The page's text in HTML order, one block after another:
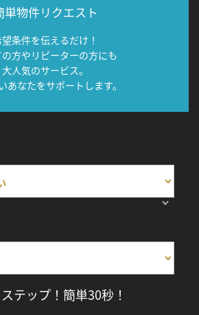
単物件リクエスト
条件を伝えるだけ！
方やリピーターの方にも
大人気のサービス。
あなたをサポートします。
テップ！簡単30秒！